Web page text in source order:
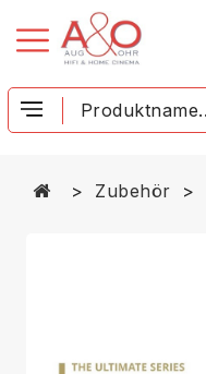
Zubehör